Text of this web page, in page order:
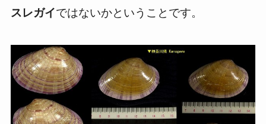
スレガイではないかということです。